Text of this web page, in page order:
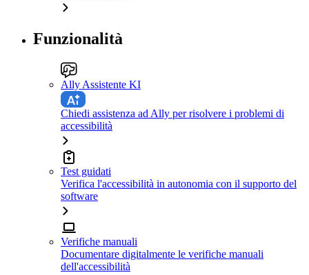
Funzionalità
Ally Assistente KI
Chiedi assistenza ad Ally per risolvere i problemi di
accessibilità
Test guidati
Verifica l'accessibilità in autonomia con il supporto del
software
Verifiche manuali
Documentare digitalmente le verifiche manuali
dell'accessibilità